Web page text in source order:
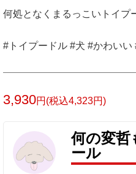
何処となくまるっこいトイプ
#トイプードル #犬 #かわい
3,930円(税込4,323円)
何の変哲
ール